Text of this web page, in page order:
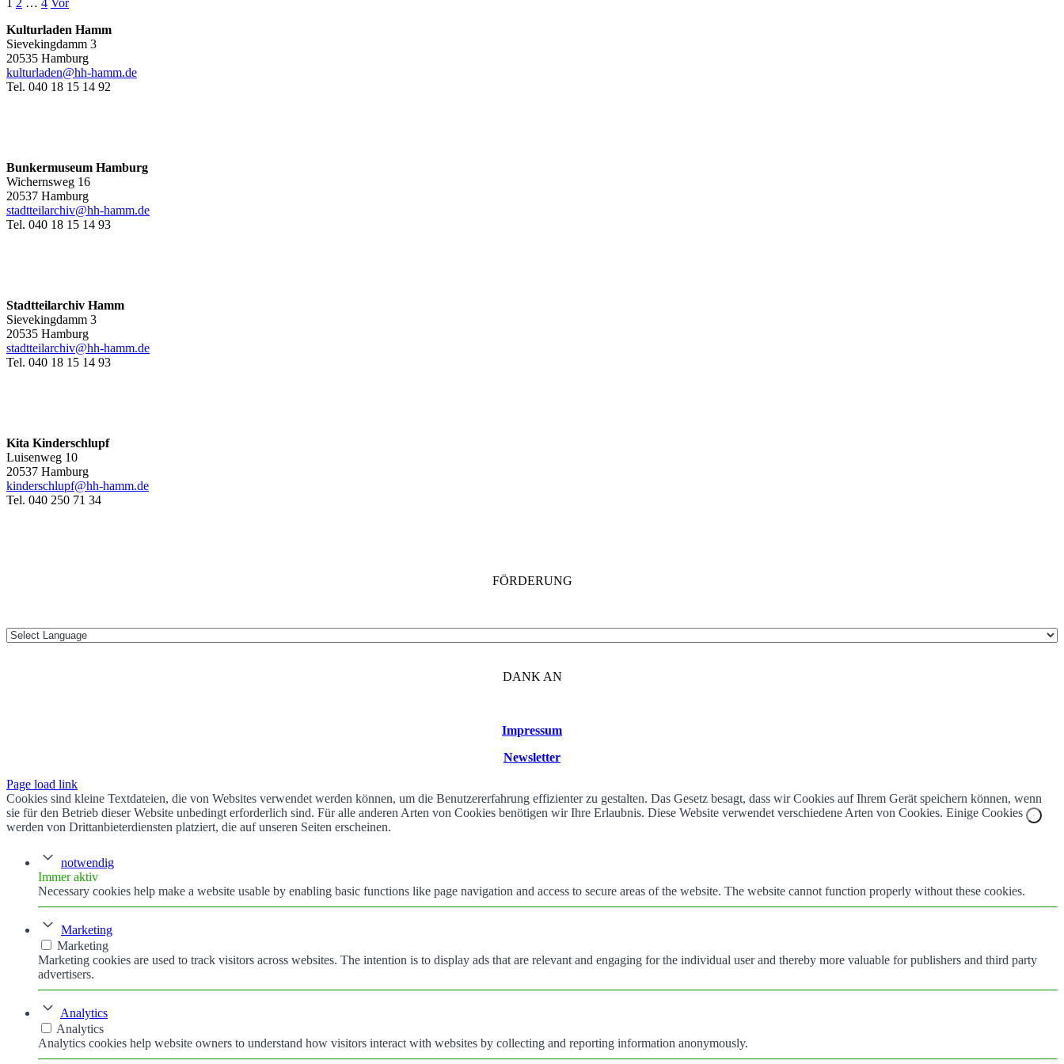
2 … 4 Vor
Kulturladen Hamm
Sievekingdamm 3
20535 Hamburg
kulturladen@hh-hamm.de
Tel. 040 18 15 14 92
Bunkermuseum Hamburg
Wichernsweg 16
20537 Hamburg
stadtteilarchiv@hh-hamm.de
Tel. 040 18 15 14 93
Stadtteilarchiv Hamm
Sievekingdamm 3
20535 Hamburg
stadtteilarchiv@hh-hamm.de
Tel. 040 18 15 14 93
Kita Kinderschlupf
Luisenweg 10
20537 Hamburg
kinderschlupf@hh-hamm.de
Tel. 040 250 71 34
FÖRDERUNG
DANK AN
Impressum
Newsletter
Page load link
Cookies sind kleine Textdateien, die von Websites verwendet werden können, um die Benutzererfahrung effizienter zu gestalten. Das Gesetz besagt, dass wir Cookies auf Ihrem Gerät speichern können, wenn
sie für den Betrieb dieser Website unbedingt erforderlich sind. Für alle anderen Arten von Cookies benötigen wir Ihre Erlaubnis. Diese Website verwendet verschiedene Arten von Cookies. Einige Cookies
werden von Drittanbieterdiensten platziert, die auf unseren Seiten erscheinen.
notwendig
Immer aktiv
Necessary cookies help make a website usable by enabling basic functions like page navigation and access to secure areas of the website. The website cannot function properly without these cookies.
Marketing
Marketing
Marketing cookies are used to track visitors across websites. The intention is to display ads that are relevant and engaging for the individual user and thereby more valuable for publishers and third party
advertisers.
Analytics
Analytics
Analytics cookies help website owners to understand how visitors interact with websites by collecting and reporting information anonymously.